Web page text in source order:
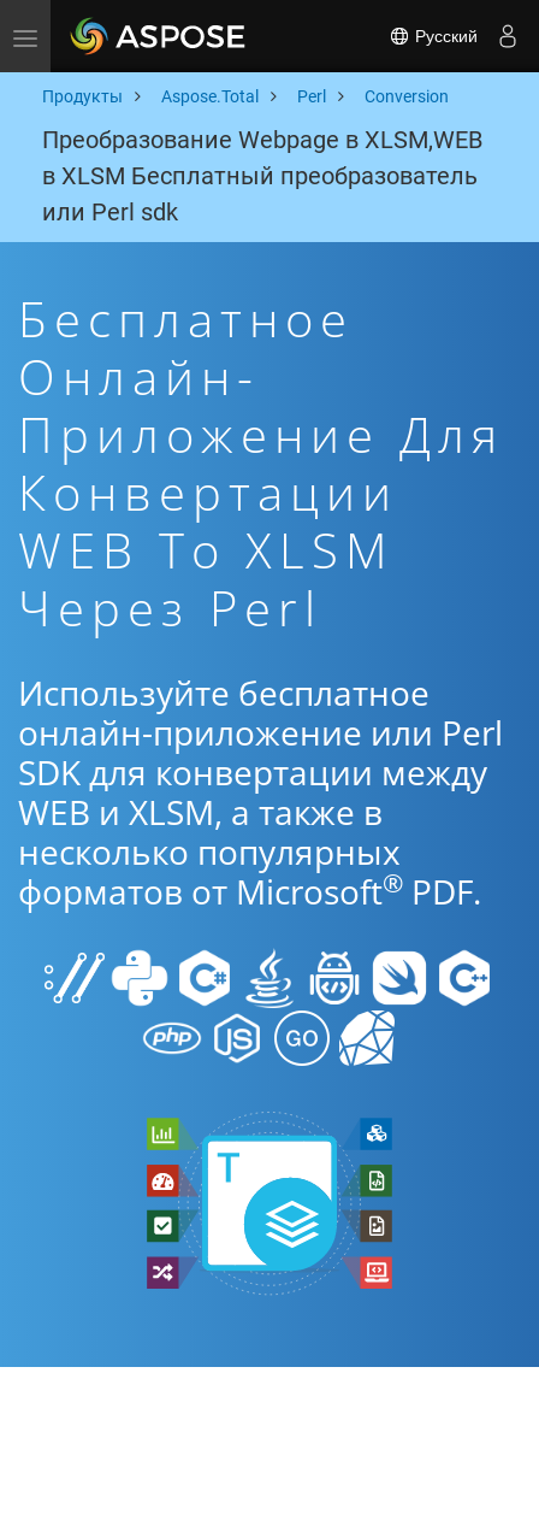
Toggle navigation Русский
Продукты Aspose.Total Perl Conversion
Преобразование Webpage в XLSM,WEB
в XLSM Бесплатный преобразователь
или Perl sdk
Бесплатное
Онлайн-
Приложение Для
Конвертации
WEB To XLSM
Через Perl
Используйте бесплатное
онлайн-приложение или Perl
SDK для конвертации между
WEB и XLSM, а также в
несколько популярных
форматов от Microsoft® PDF.